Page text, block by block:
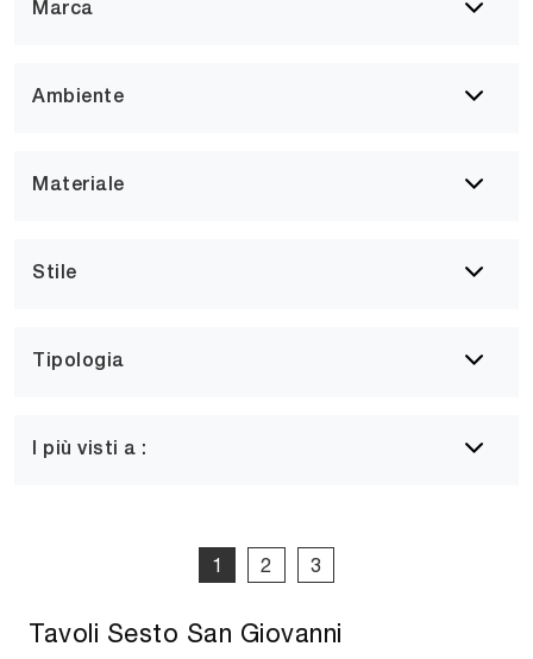
Marca
Ambiente
Materiale
Stile
Tipologia
I più visti a :
1 2 3
Tavoli Sesto San Giovanni